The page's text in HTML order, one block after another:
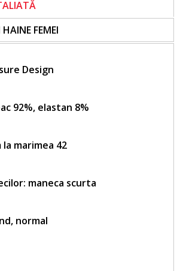
FEMEI
Design
92%, elastan 8%
la marimea 42
maneca scurta
normal